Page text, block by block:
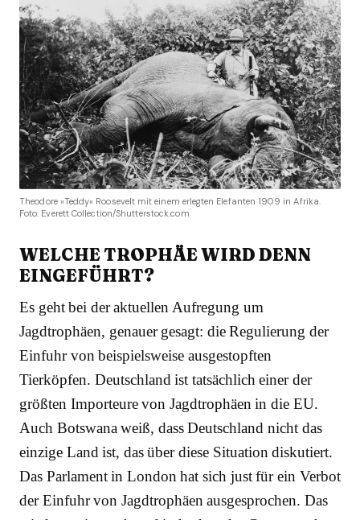
Theodore »Teddy« Roosevelt mit einem erlegten Elefanten 1909 in Afrika.
Foto: Everett Collection/Shutterstock.com
WELCHE TROPHÄE WIRD DENN
EINGEFÜHRT?
Es geht bei der aktuellen Aufregung um
Jagdtrophäen, genauer gesagt: die Regulierung der
Einfuhr von beispielsweise ausgestopften
Tierköpfen. Deutschland ist tatsächlich einer der
größten Importeure von Jagdtrophäen in die EU.
Auch Botswana weiß, dass Deutschland nicht das
einzige Land ist, das über diese Situation diskutiert.
Das Parlament in London hat sich just für ein Verbot
der Einfuhr von Jagdtrophäen ausgesprochen. Das